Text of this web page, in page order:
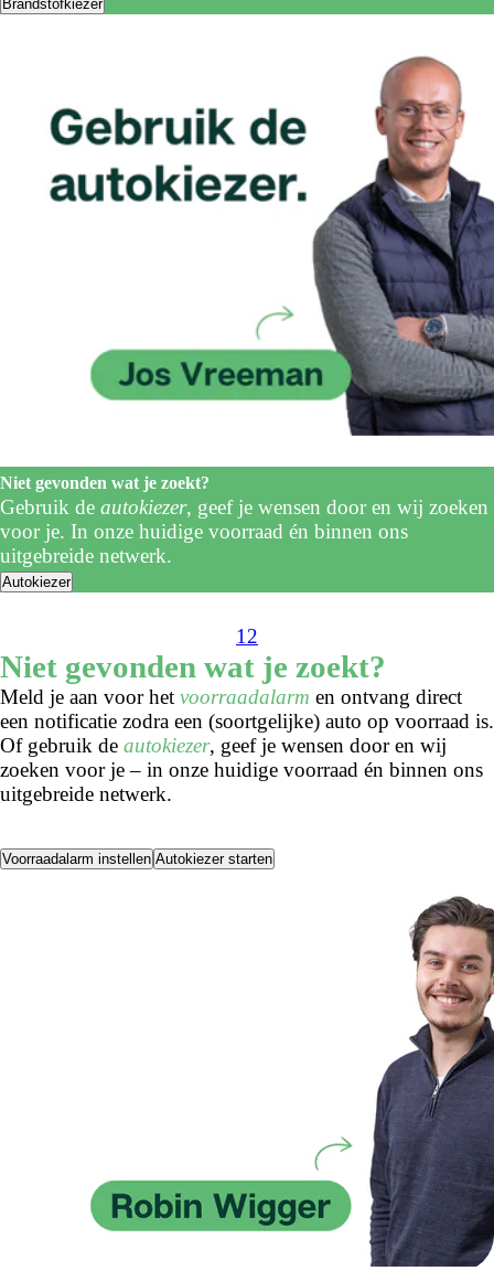
Brandstofkiezer
Niet gevonden wat je zoekt?
Gebruik de autokiezer, geef je wensen door en wij zoeken
voor je. In onze huidige voorraad én binnen ons
uitgebreide netwerk.
Autokiezer
1 2
Niet gevonden wat je zoekt?
Meld je aan voor het voorraadalarm en ontvang direct
een notificatie zodra een (soortgelijke) auto op voorraad is.
Of gebruik de autokiezer, geef je wensen door en wij
zoeken voor je – in onze huidige voorraad én binnen ons
uitgebreide netwerk.
Voorraadalarm instellen Autokiezer starten